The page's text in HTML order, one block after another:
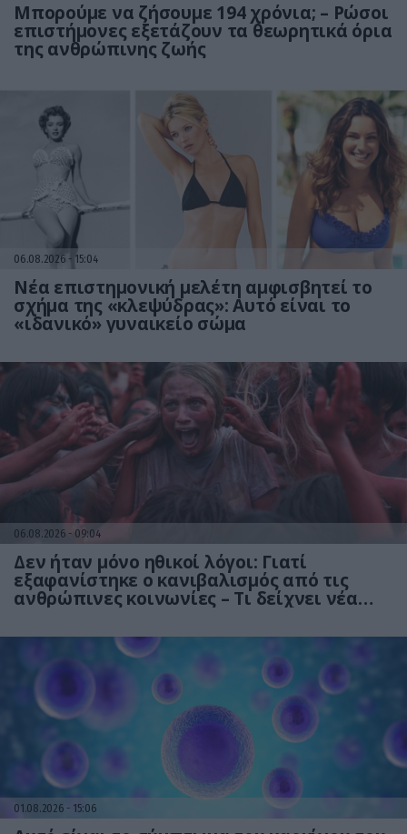
Μπορούμε να ζήσουμε 194 χρόνια; – Ρώσοι
επιστήμονες εξετάζουν τα θεωρητικά όρια
της ανθρώπινης ζωής
06.08.2026 15:04
Νέα επιστημονική μελέτη αμφισβητεί το
σχήμα της «κλεψύδρας»: Αυτό είναι το
«ιδανικό» γυναικείο σώμα
06.08.2026 09:04
Δεν ήταν μόνο ηθικοί λόγοι: Γιατί
εξαφανίστηκε ο κανιβαλισμός από τις
ανθρώπινες κοινωνίες – Τι δείχνει νέα
01.08.2026 15:06